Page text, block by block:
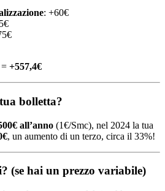
: +60€
= +557,4€
bolletta?
all’anno (1€/Smc), nel 2024 la tua
, un aumento di un terzo, circa il 33%!
(se hai un prezzo variabile)